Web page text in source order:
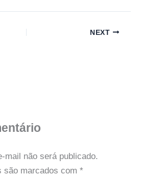
NEXT
mail não será publicado.
são marcados com *